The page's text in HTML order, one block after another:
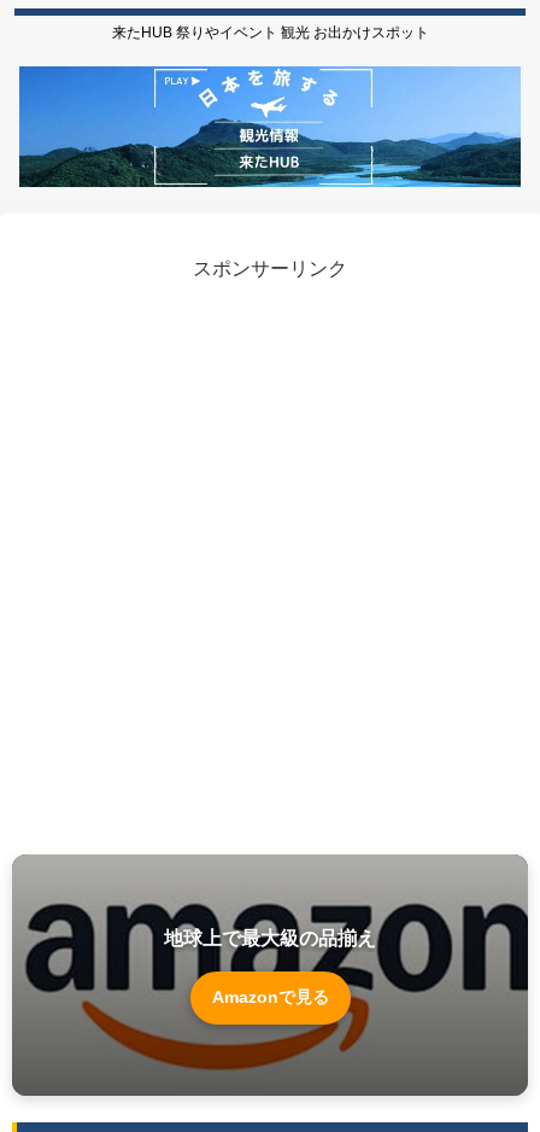
来たHUB 祭りやイベント 観光 お出かけスポット
スポンサーリンク
地球上で最大級の品揃え
Amazonで見る